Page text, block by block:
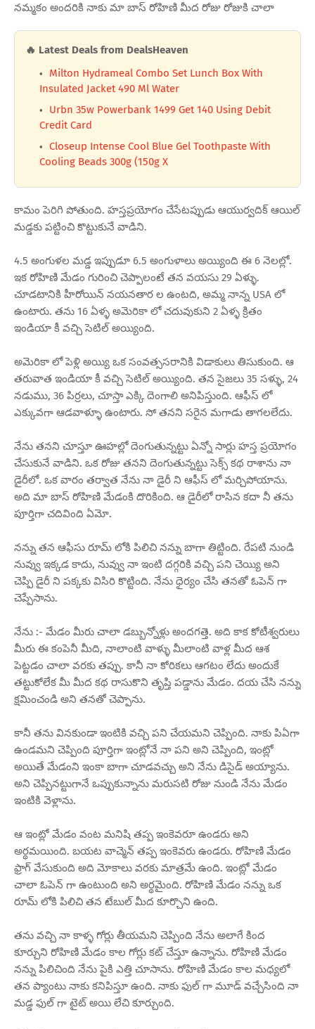
నమ్మకం అందరికి నాకు మా బాస్ రోహిణి మీద రోజు రోజుకి చాలా
🔥 Latest Deals from DealsHeaven
Milton Hydrameal Combo Set Lunch Box With
Insulated Jacket 490 Ml Water
Urbn 35w Powerbank 1499 Get 140 Using Debit
Credit Card
Closeup Intense Cool Blue Gel Toothpaste With
Cooling Beads 300g (150g X
కామం పెరిగి పోతుంది. హస్తప్రయోగం చేసేటప్పుడు ఆయుర్వదిక్ ఆయిల్
మడ్డకు పట్టించి కొట్టుకునే వాడిని.
4.5 అంగుళల మడ్డ ఇప్పుడూ 6.5 అంగుళాలు అయ్యింది ఈ 6 నెలల్లో.
ఇక రోహిణి మేడం గురించి చెప్పాలంటే తన వయసు 29 ఏళ్ళు.
చూడటానికి హీరోయిన్ నయనతార ల ఉంటది, అమ్మ నాన్న USA లో
ఉంటారు. తను 16 ఏళ్ళ అమెరికా లో చదువుకుని 2 ఏళ్ళ క్రితం
ఇండియా కీ వచ్చి సెటిల్ అయ్యింది.
అమెరికా లో పెళ్లి అయ్యి ఒక సంవత్ససరానికి విడాకులు తిసుకుంది. ఆ
తరువాత ఇండియా కీ వచ్చి సెటిల్ అయ్యింది. తన సైజలు 35 సళ్ళు, 24
నడుము, 36 పిర్రలు, చూస్తా ఎక్కి దెంగాలి అనిపిస్తుంది. ఆఫీస్ లో
ఎక్కువగా ఆడవాళ్ళూ ఉంటారు. సో తనని సరైన మగాడు తాగలలేదు.
నేను తనని చూస్తూ ఊహల్లో దెంగుతున్నట్టు ఏన్నో సార్లు హస్త ప్రయోగం
చేసుకునే వాడిని. ఒక రోజు తనని దెంగుతున్నట్టు సెక్స్ కథ రాశాను నా
డైరీలో. ఒక వారం తర్వాత నేను నా డైరీ ని ఆఫీస్ లో మర్చిపోయాను.
అది మా బాస్ రోహిణి మేడంకి దొరికింది. ఆ డైరీలో రాసిన కదా నీ తను
పూర్తిగా చదివింది ఏమో.
నన్ను తన ఆఫీసు రూమ్ లోకి పిలిచి నన్ను బాగా తిట్టింది. రేపటి నుండి
నువ్వు ఇక్కడ కాదు, నువ్వు నా ఇంటి దగ్గరికి వచ్చి పని చెయ్యి అని
చెప్పి డైరీ ని పక్కకు విసిరి కొట్టింది. నేను ధైర్యం చేసి తనతో ఓపెన్ గా
చెప్పేసాను.
నేను :- మేడం మీరు చాలా డబ్బున్నోళ్లు అందగత్తె. అది కాక కోటీశ్వరులు
మీరు ఈ కంపెనీ మీది, నాలాంటి వాళ్ళు మీలాంటి వాళ్ల మీద ఆశ
పెట్టడం చాలా వరకు తప్పు. కానీ నా కోరికలు ఆగటం లేదు అందుకే
తట్టుకోలేక మీ మీద కథ రాసుకొని తృప్తి పడ్డాను మేడం. దయ చేసి నన్ను
క్షమించండి అని తనతో చెప్పాను.
కానీ తను వినకుండా ఇంటికి వచ్చి పని చేయమని చెప్పింది. నాకు పిఏగా
ఉండమని చెప్పింది పూర్తిగా ఇంట్లోనే నా పని అని చెప్పింది, ఇంట్లో
అయితే మేడంని ఇంకా బాగా చూడవచ్చు అని నేను డిసైడ్ అయ్యాను.
అని చెప్పినట్టుగానే ఒప్పుకున్నాను మరుసటి రోజు నుండి నేను మేడం
ఇంటికి వెళ్లాను.
ఆ ఇంట్లో మేడం వంట మనిషి తప్ప ఇంకెవరూ ఉండరు అని
అర్థమయింది. బయట వాచ్మెన్ తప్ప ఇంకెవరు ఉండరు. రోహిణి మేడం
ఫ్రాగ్ వేసుకుంది అది మోకాలు వరకు మాత్రమే ఉంది. ఇంట్లో మేడం
చాలా ఓపెన్ గా ఉంటుంది అని అర్థమైంది. రోహిణి మేడం నన్ను ఒక
రూమ్ లోకి పిలిచి తన టేబుల్ మీద కూర్చొని ఉంది.
తను వచ్చి నా కాళ్ళ గోర్లు తీయమని చెప్పింది నేను అలాగే కింద
కూర్చుని రోహిణి మేడం కాల గోర్లు కట్ చేస్తూ ఉన్నాను. రోహిణి మేడం
నన్ను పిలిచింది నేను పైకి ఎత్తి చూసాను. రోహిణి మేడం కాల మధ్యలో
తన ప్యాంటు నాకు కనిపిస్తూ ఉంది. నాకు ఫుల్ గా మూడ్ వచ్చేసింది నా
మడ్డ ఫుల్ గా టైట్ అయి లేచి కూర్చుంది.